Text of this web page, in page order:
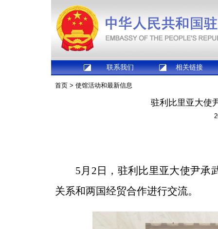
联系我们 相关链接
首页 > 使馆活动和最新信息
驻利比里亚大使
5月2日，驻利比里亚大使尹承
关系和两国经贸合作进行交流。